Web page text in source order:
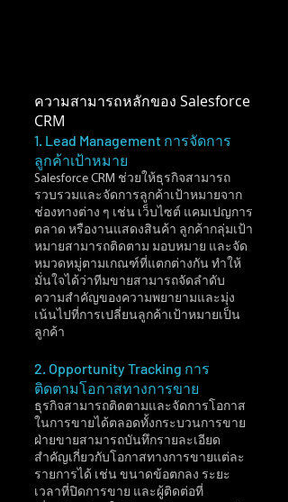
ความสามารถหลักของ Salesforce
CRM
1. Lead Management การจัดการ
ลูกค้าเป้าหมาย
Salesforce CRM ช่วยให้ธุรกิจสามารถ
รวบรวมและจัดการลูกค้าเป้าหมายจาก
ช่องทางต่าง ๆ เช่น เว็บไซต์ แคมเปญการ
ตลาด หรืองานแสดงสินค้า ลูกค้ากลุ่มเป้า
หมายสามารถติดตาม มอบหมาย และจัด
หมวดหมู่ตามเกณฑ์ที่แตกต่างกัน ทำให้
มั่นใจได้ว่าทีมขายสามารถจัดลำดับ
ความสำคัญของความพยายามและมุ่ง
เน้นไปที่การเปลี่ยนลูกค้าเป้าหมายเป็น
ลูกค้า
2. Opportunity Tracking การ
ติดตามโอกาสทางการขาย
ธุรกิจสามารถติดตามและจัดการโอกาส
ในการขายได้ตลอดทั้งกระบวนการขาย
ฝ่ายขายสามารถบันทึกรายละเอียด
สำคัญเกี่ยวกับโอกาสทางการขายแต่ละ
รายการได้ เช่น ขนาดข้อตกลง ระยะ
เวลาที่ปิดการขาย และผู้ติดต่อที่